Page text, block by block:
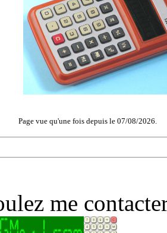
Page vue qu'une fois depuis le 07/08/2026.
me